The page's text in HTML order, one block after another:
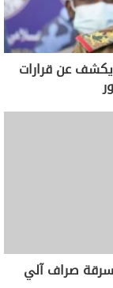
ويكشف عن قرارات
صراف آلي